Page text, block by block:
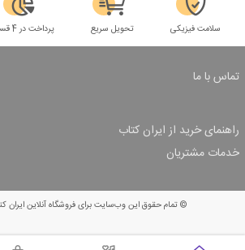
سلامت فیزیکی تحویل سریع پرداخت در 4 قسط
تماس با ما
راهنمای خرید از ایران کتاب
ثبت سفارش
شرایط ارسال سفارش
شیوه پرداخت
تخفیف‌های خرید
خدمات مشتریان
© تمام حقوق این وب‌سایت برای فروشگاه آنلاین